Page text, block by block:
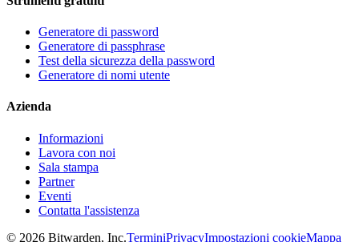
Generatore di password
Generatore di passphrase
Test della sicurezza della password
Generatore di nomi utente
Azienda
Informazioni
Lavora con noi
Sala stampa
Partner
Eventi
Contatta l'assistenza
© 2026 Bitwarden, Inc.TerminiPrivacyImpostazioni cookieMappa